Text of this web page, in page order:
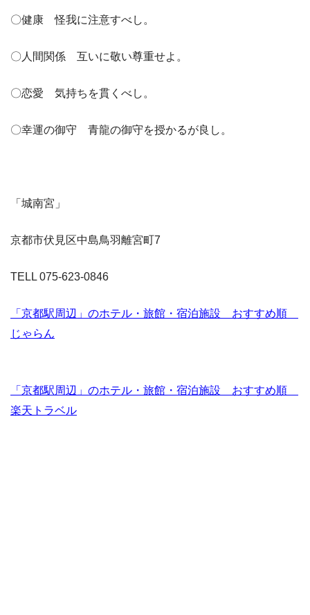
〇健康 怪我に注意すべし。
〇人間関係 互いに敬い尊重せよ。
〇恋愛 気持ちを貫くべし。
〇幸運の御守 青龍の御守を授かるが良し。
「城南宮」
京都市伏見区中島鳥羽離宮町7
TELL 075-623-0846
「京都駅周辺」のホテル・旅館・宿泊施設 おすすめ順
じゃらん
「京都駅周辺」のホテル・旅館・宿泊施設 おすすめ順
楽天トラベル